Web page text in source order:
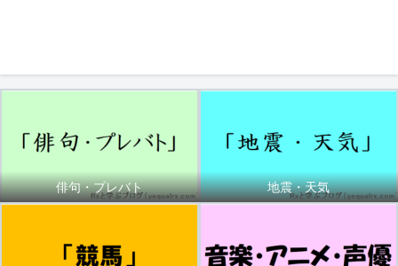
俳句・プレバト 地震・天気